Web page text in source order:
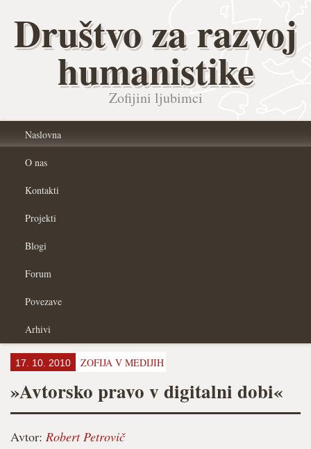
Društvo za razvoj
humanistike
Zofijini ljubimci
Naslovna
O nas
Kontakti
Projekti
Blogi
Forum
Povezave
Arhivi
17. 10. 2010 ZOFIJA V MEDIJIH
»Avtorsko pravo v digitalni dobi«
Avtor: Robert Petrovič